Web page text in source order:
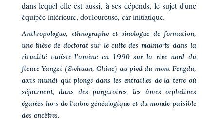
dans lequel elle est aussi, à ses dépends, le sujet d'une
équipée intérieure, douloureuse, car initiatique.
Anthropologue, ethnographe et sinologue de formation,
une thèse de doctorat sur le culte des malmorts dans la
ritualité taoïste l'amène en 1990 sur la rive nord du
fleuve Yangzi (Sichuan, Chine) au pied du mont Fengdu,
axis mundi qui plonge dans les entrailles de la terre où
séjournent, dans des purgatoires, les âmes orphelines
égarées hors de l'arbre généalogique et du monde paisible
des ancêtres.